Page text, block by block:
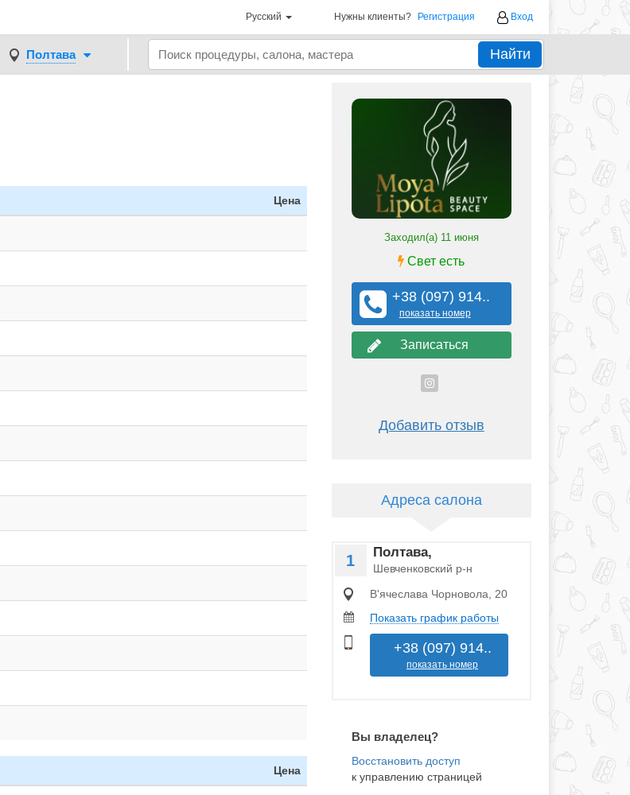
Русский Нужны клиенты? Регистрация Вход
Полтава Найти
Цена
Цена
Заходил(а) 11 июня
Свет есть
+38 (097) 914..
показать номер
Записаться
Добавить отзыв
Адреса салона
1 Полтава,
Шевченковский р-н
В'ячеслава Чорновола, 20
Показать график работы
+38 (097) 914..
показать номер
Вы владелец?
к управлению страницей